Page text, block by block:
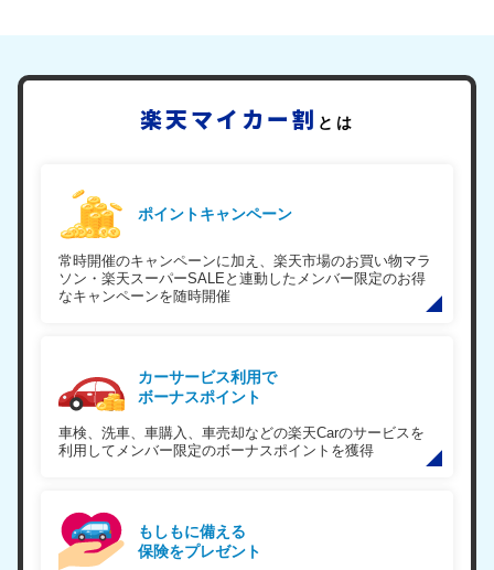
楽天マイカー割 とは
ポイントキャンペーン
常時開催のキャンペーンに加え、楽天市場のお買い物マラ
ソン・楽天スーパーSALEと連動したメンバー限定のお得
なキャンペーンを随時開催
カーサービス利用で
ボーナスポイント
車検、洗車、車購入、車売却などの楽天Carのサービスを
利用してメンバー限定のボーナスポイントを獲得
もしもに備える
保険をプレゼント